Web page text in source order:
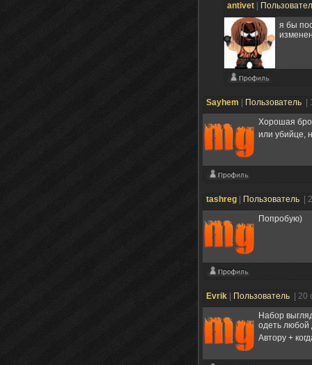
antivet
я бы
Sayhem Пользователь
Хорошая
или убийце,
tashreg Пользователь
|
Попробую)
Evrik Пользователь
|
Набор
одеть любой
Автору +